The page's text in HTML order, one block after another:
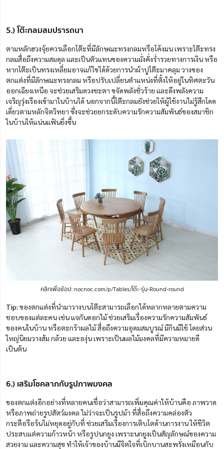
5.) โต๊ะกลมสมปรารถนา
ตามหลักฮวงจุ้ยควรเลือกโต๊ะที่มีลักษณะทรงกลมหรือโค้งมน เพราะโต๊ะทรง
กลมสื่อถึงความสมดุล และเป็นตัวแทนของความมั่งคั่งร่ำรวยทางการเงิน หรือ
หากโต๊ะเป็นทรงเหลี่ยมอาจแก้ไขได้ด้วยการนำผ้าปูโต๊ะมาคลุม วางของ
ตกแต่งที่มีลักษณะทรงกลม หรือปรับเปลี่ยนตำแหน่งที่ตั้งให้อยู่ในทิศตะวัน
ออกเฉียงเหนือ จะช่วยเสริมดวงชะตา ขจัดพลังชั่วร้าย และดึงพลังความ
เจริญรุ่งเรืองเข้ามาในบ้านได้ นอกจากนี้โต๊ะกลมยังช่วยให้ผู้ใช้งานไม่รู้สึกโดด
เดี่ยวตามหลักจิตวิทยา ซึ่งจะช่วยยกระดับความรักความสัมพันธ์ของสมาชิก
ในบ้านให้แน่นแฟ้นยิ่งขึ้น
คลิกเพื่อช้อป: nocnoc.com/p/Tables/โต๊ะ-รุ่น-Round-round
Tip: ของตกแต่งที่นำมาวางบนโต๊ะสามารถเลือกได้หลากหลายตามความ
ชอบของแต่ละคน เช่น แจกันดอกไม้ ช่วยเสริมเรื่องความรักความสัมพันธ์
ของคนในบ้าน หรือตะกร้าผลไม้ สื่อถึงความอุดมสมบูรณ์ มีกินมีใช้ โดยส่วน
ใหญ่นิยมวางส้ม กล้วย และองุ่น เพราะเป็นผลไม้มงคลที่มีความหมายดี
เป็นต้น
6.) เสริมโชคลาภกับรูปภาพมงคล
ของตกแต่งอีกอย่างที่หลายคนเชื่อว่าสามารถเพิ่มคุณค่าให้บ้านคือ ภาพวาด
หรือภาพถ่ายรูปสัตว์มงคล ไม่ว่าจะเป็นรูปม้า ที่สื่อถึงความคล่องตัว
กระตือรือร้นไม่หยุดอยู่กับที่ ช่วยเสริมเรื่องการเติบโตด้านการงาน ให้ชีวิต
ประสบแต่ความก้าวหน้า หรือรูปนกยูง เพราะนกยูงเป็นสัญลักษณ์ของความ
สวยงาม และความสุข ทำให้เจ้าของบ้านมีจิตใจที่เบิกบานสะพรั่งเหมือนกับ